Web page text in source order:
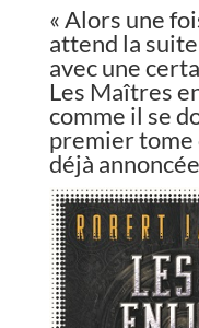
« Alors une
attend la
avec une
Les Maîtres
comme il se
premier tome
déjà